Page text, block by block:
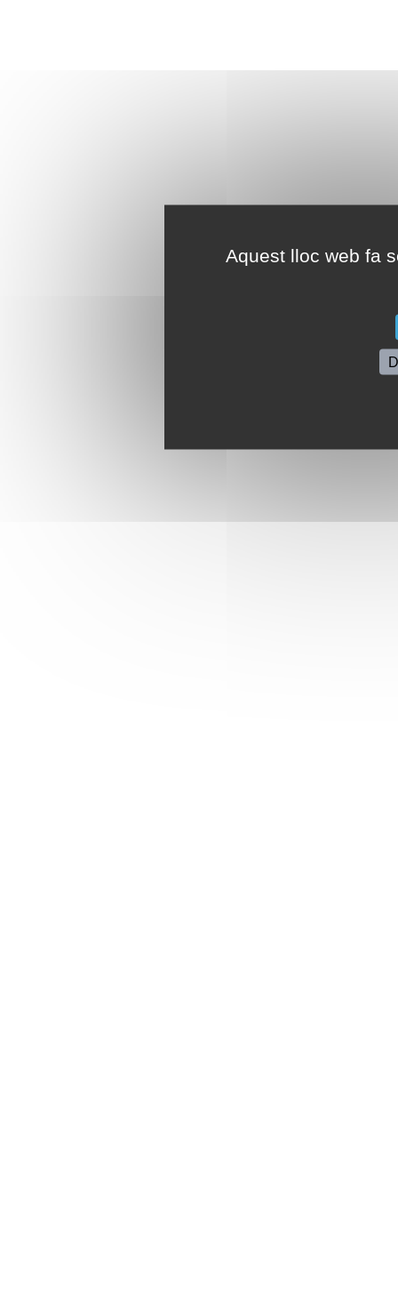
Aquest lloc web fa